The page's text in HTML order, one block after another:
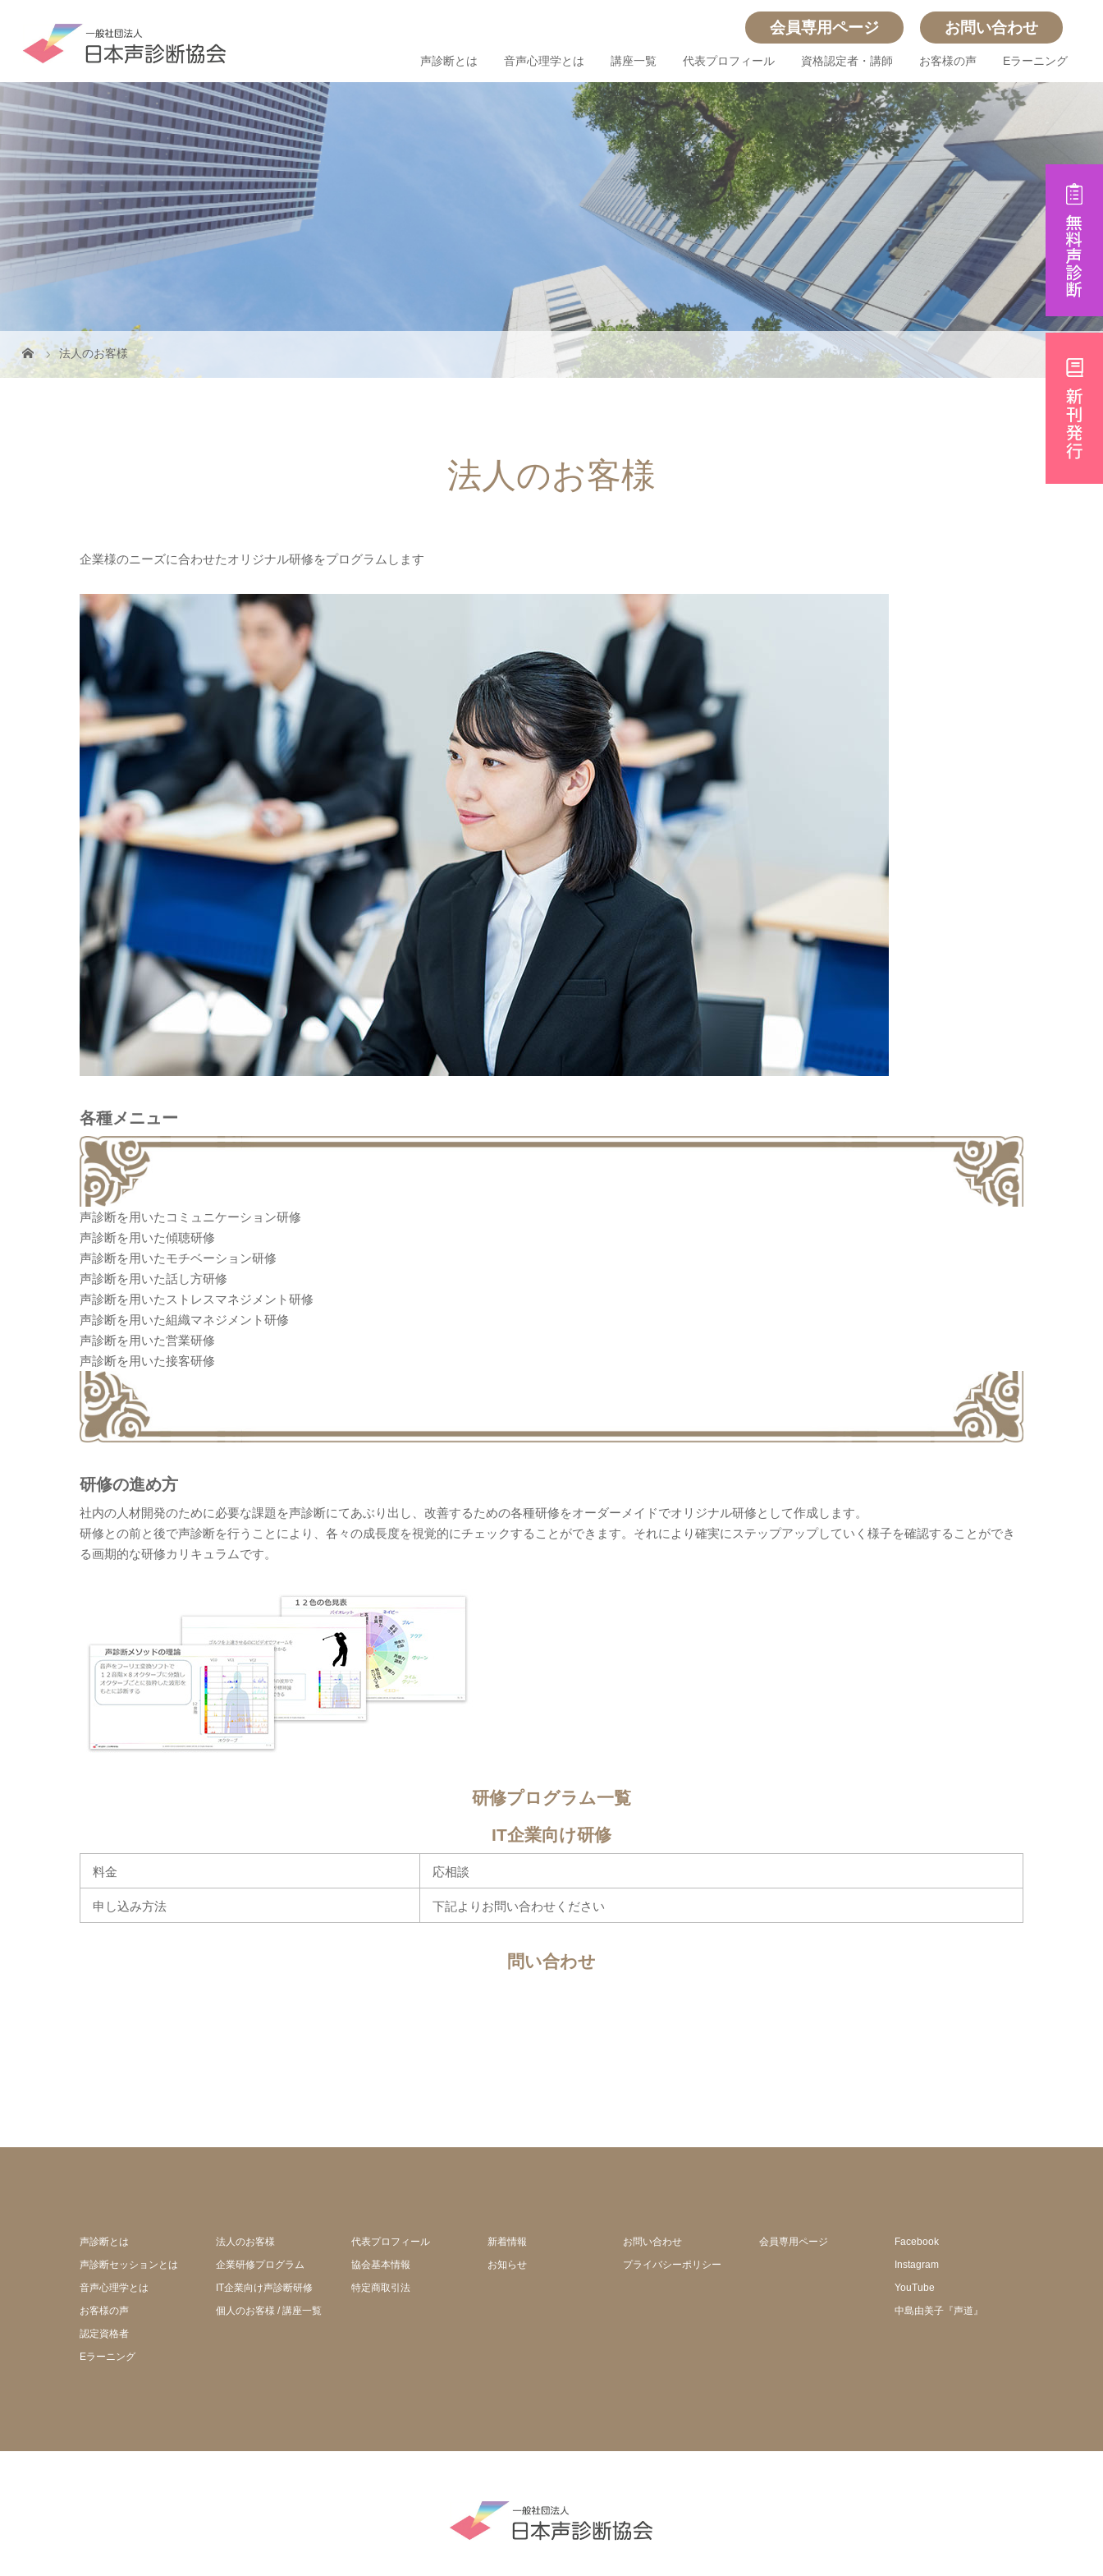
会員専用ページ お問い合わせ
声診断とは 音声心理学とは 講座一覧 代表プロフィール 資格認定者・講師 お客様の声 Eラーニング
法人のお客様
法人のお客様
企業様のニーズに合わせたオリジナル研修をプログラムします
各種メニュー
声診断を用いたコミュニケーション研修
声診断を用いた傾聴研修
声診断を用いたモチベーション研修
声診断を用いた話し方研修
声診断を用いたストレスマネジメント研修
声診断を用いた組織マネジメント研修
声診断を用いた営業研修
声診断を用いた接客研修
研修の進め方
社内の人材開発のために必要な課題を声診断にてあぶり出し、改善するための各種研修をオーダーメイドでオリジナル研修として作成します。
研修との前と後で声診断を行うことにより、各々の成長度を視覚的にチェックすることができます。それにより確実にステップアップしていく様子を確認することができ
る画期的な研修カリキュラムです。
研修プログラム一覧
IT企業向け研修
料金 応相談
申し込み方法 下記よりお問い合わせください
問い合わせ
声診断とは
声診断セッションとは
音声心理学とは
お客様の声
認定資格者
Eラーニング
法人のお客様
企業研修プログラム
IT企業向け声診断研修
個人のお客様 / 講座一覧
代表プロフィール
協会基本情報
特定商取引法
新着情報
お知らせ
お問い合わせ
プライバシーポリシー
会員専用ページ
Facebook
Instagram
YouTube
中島由美子『声道』